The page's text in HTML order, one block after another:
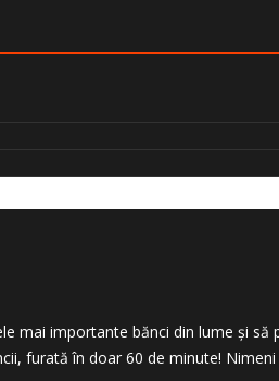
mai importante bănci din lume și să
furată în doar 60 de minute!